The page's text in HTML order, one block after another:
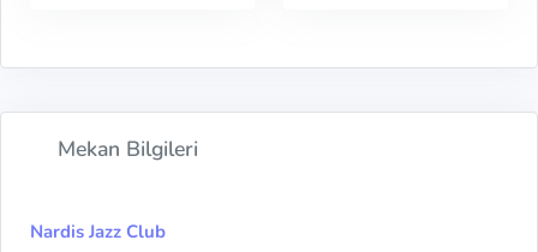
Mekan Bilgileri
Nardis Jazz Club